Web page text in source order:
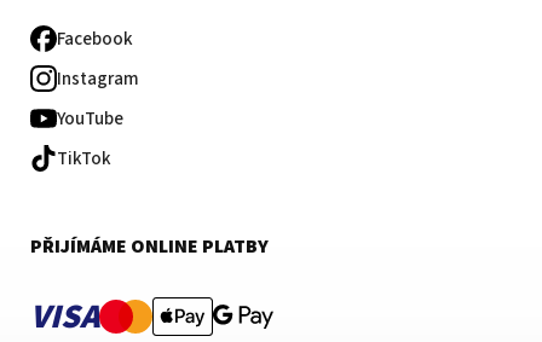
Facebook
Instagram
YouTube
TikTok
PŘIJÍMÁME ONLINE PLATBY
VISA